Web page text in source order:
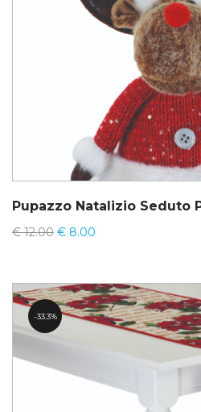
Pupazzo Natalizio Seduto
€12.00 € 8.00
33.3%